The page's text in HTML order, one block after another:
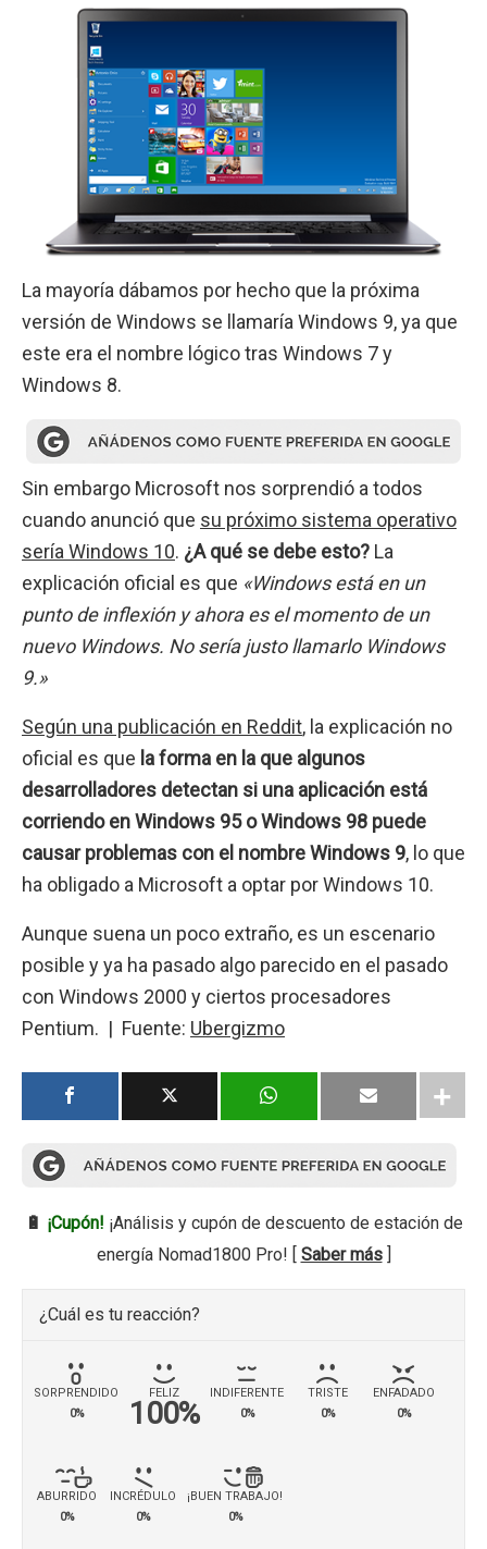
La mayoría dábamos por hecho que la próxima
versión de Windows se llamaría Windows 9, ya que
este era el nombre lógico tras Windows 7 y
Windows 8.
Sin embargo Microsoft nos sorprendió a todos
cuando anunció que su próximo sistema operativo
sería Windows 10. ¿A qué se debe esto? La
explicación oficial es que «Windows está en un
punto de inflexión y ahora es el momento de un
nuevo Windows. No sería justo llamarlo Windows
9.»
Según una publicación en Reddit, la explicación no
oficial es que la forma en la que algunos
desarrolladores detectan si una aplicación está
corriendo en Windows 95 o Windows 98 puede
causar problemas con el nombre Windows 9, lo que
ha obligado a Microsoft a optar por Windows 10.
Aunque suena un poco extraño, es un escenario
posible y ya ha pasado algo parecido en el pasado
con Windows 2000 y ciertos procesadores
Pentium. | Fuente: Ubergizmo
🔋 ¡Cupón! ¡Análisis y cupón de descuento de estación de
energía Nomad1800 Pro! [ Saber más]
¿Cuál es tu reacción?
SORPRENDIDO
0%
FELIZ
100%
INDIFERENTE
0%
TRISTE
0%
ENFADADO
0%
ABURRIDO
0%
INCRÉDULO
0%
¡BUEN TRABAJO!
0%